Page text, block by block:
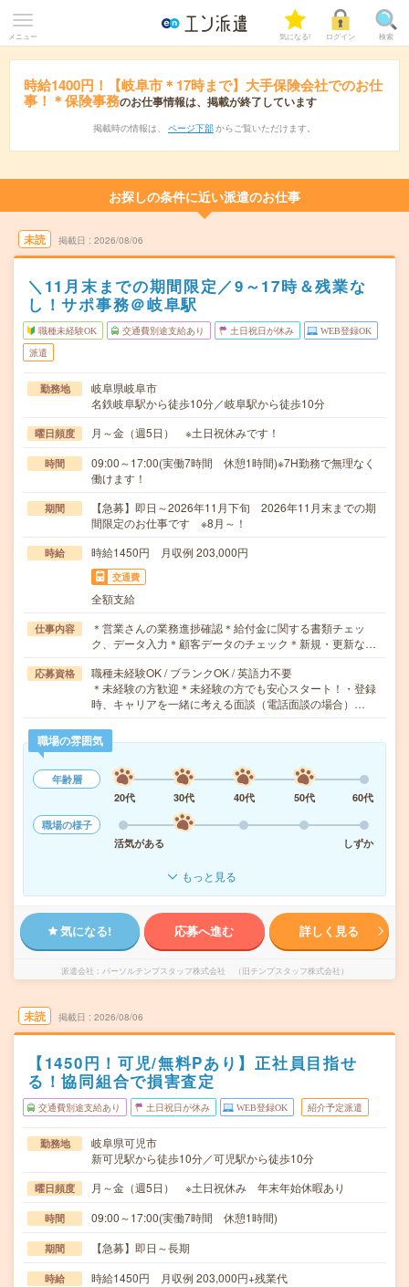
メニュー 気になる! ログイン 検索
時給1400円！【岐阜市＊17時まで】大手保険会社でのお仕
事！＊保険事務のお仕事情報は、掲載が終了しています
掲載時の情報は、 ページ下部 からご覧いただけます。
お探しの条件に近い派遣のお仕事
未読 掲載日 2026/08/06
＼11月末までの期間限定／9～17時＆残業な
し！サポ事務＠岐阜駅
職種未経験OK 交通費別途支給あり 土日祝日が休み WEB登録OK
派遣
勤務地
岐阜県岐阜市
名鉄岐阜駅から徒歩10分／岐阜駅から徒歩10分
曜日頻度 月～金（週5日） ※土日祝休みです！
時間
09:00～17:00(実働7時間 休憩1時間)※7H勤務で無理なく
働けます！
期間
【急募】即日～2026年11月下旬 2026年11月末までの期
間限定のお仕事です ※8月～！
時給 時給1450円 月収例 203,000円
交通費
全額支給
仕事内容
＊営業さんの業務進捗確認＊給付金に関する書類チェッ
ク、データ入力＊顧客データのチェック＊新規・更新な…
応募資格
職種未経験OK / ブランクOK / 英語力不要
＊未経験の方歓迎＊未経験の方でも安心スタート！・登録
時、キャリアを一緒に考える面談（電話面談の場合）…
職場の雰囲気
年齢層
20代
30代 40代 50代
60代
職場の様子
活気がある
しずか
もっと見る
気になる! 応募へ進む 詳しく見る
派遣会社 パーソルテンプスタッフ株式会社 （旧テンプスタッフ株式会社）
未読 掲載日 2026/08/06
【1450円！可児/無料Pあり】正社員目指せ
る！協同組合で損害査定
交通費別途支給あり 土日祝日が休み WEB登録OK 紹介予定派遣
勤務地
岐阜県可児市
新可児駅から徒歩10分／可児駅から徒歩10分
曜日頻度 月～金（週5日） ※土日祝休み 年末年始休暇あり
時間 09:00～17:00(実働7時間 休憩1時間)
期間 【急募】即日～長期
時給 時給1450円 月収例 203,000円+残業代